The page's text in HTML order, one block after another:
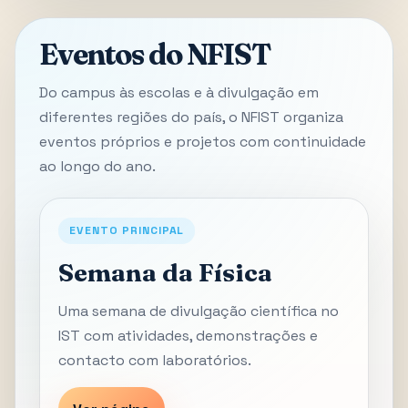
Eventos do NFIST
Do campus às escolas e à divulgação em
diferentes regiões do país, o NFIST organiza
eventos próprios e projetos com continuidade
ao longo do ano.
EVENTO PRINCIPAL
Semana da Física
Uma semana de divulgação científica no
IST com atividades, demonstrações e
contacto com laboratórios.